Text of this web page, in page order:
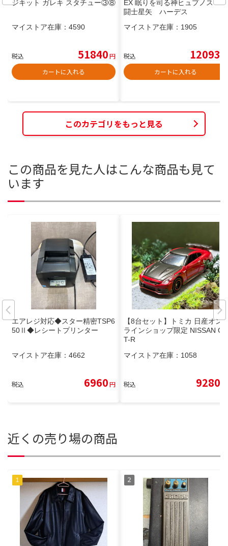
ジキット ガレキ スタチュー③⑧
マイストア在庫： 4590
税込 51840円
カートに入れる
EX 眠りを司る神ヒュプノス 聖
闘士星矢 ハーデス
マイストア在庫： 1905
税込 12093
カートに入れる
このカテゴリをもっと見る
この商品を見た人はこんな商品も見て
います
エアレジ対応◆スター精密TSP6
50Ⅱ◆レシートプリンター
マイストア在庫： 4662
税込 6960円
【8台セット】トミカ 日産オン
ラインショップ限定 NISSAN G
T-R
マイストア在庫： 1058
税込 9280
近くの売り場の商品